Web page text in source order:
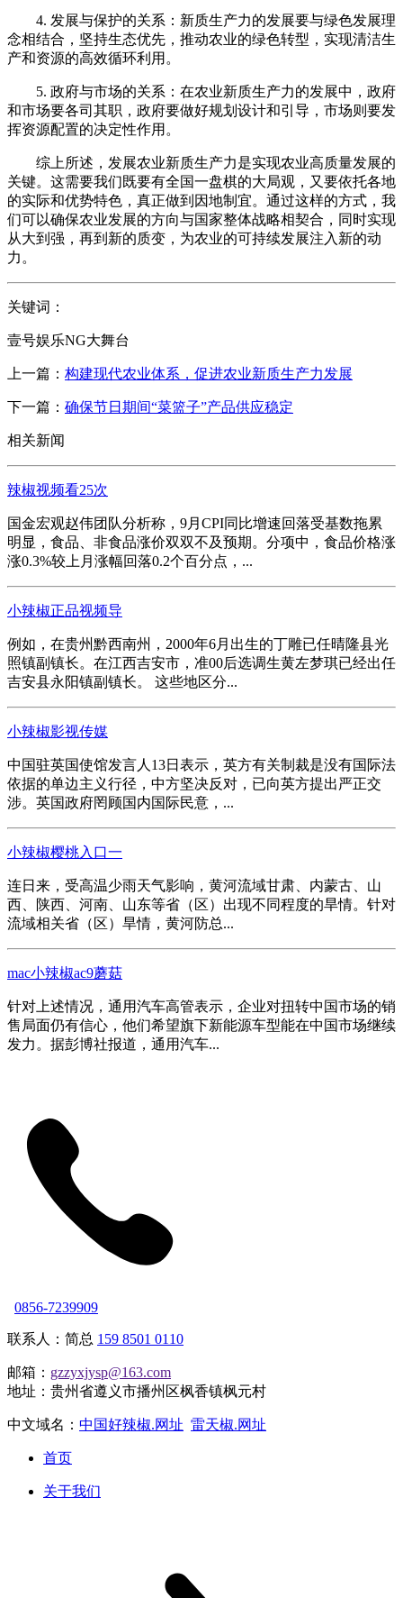
4. 发展与保护的关系：新质生产力的发展要与绿色发展理
念相结合，坚持生态优先，推动农业的绿色转型，实现清洁生
产和资源的高效循环利用。
5. 政府与市场的关系：在农业新质生产力的发展中，政府
和市场要各司其职，政府要做好规划设计和引导，市场则要发
挥资源配置的决定性作用。
综上所述，发展农业新质生产力是实现农业高质量发展的
关键。这需要我们既要有全国一盘棋的大局观，又要依托各地
的实际和优势特色，真正做到因地制宜。通过这样的方式，我
们可以确保农业发展的方向与国家整体战略相契合，同时实现
从大到强，再到新的质变，为农业的可持续发展注入新的动
力。
关键词：
壹号娱乐NG大舞台
上一篇： 构建现代农业体系，促进农业新质生产力发展
下一篇： 确保节日期间“菜篮子”产品供应稳定
相关新闻
辣椒视频看25次
国金宏观赵伟团队分析称，9月CPI同比增速回落受基数拖累
明显，食品、非食品涨价双双不及预期。分项中，食品价格涨
涨0.3%较上月涨幅回落0.2个百分点，...
小辣椒正品视频导
例如，在贵州黔西南州，2000年6月出生的丁雕已任晴隆县光
照镇副镇长。在江西吉安市，准00后选调生黄左梦琪已经出任
吉安县永阳镇副镇长。 这些地区分...
小辣椒影视传媒
中国驻英国使馆发言人13日表示，英方有关制裁是没有国际法
依据的单边主义行径，中方坚决反对，已向英方提出严正交
涉。英国政府罔顾国内国际民意，...
小辣椒樱桃入口一
连日来，受高温少雨天气影响，黄河流域甘肃、内蒙古、山
西、陕西、河南、山东等省（区）出现不同程度的旱情。针对
流域相关省（区）旱情，黄河防总...
mac小辣椒ac9蘑菇
针对上述情况，通用汽车高管表示，企业对扭转中国市场的销
售局面仍有信心，他们希望旗下新能源车型能在中国市场继续
发力。据彭博社报道，通用汽车...
0856-7239909
联系人：简总 159 8501 0110
邮箱： gzzyxjysp@163.com
地址：贵州省遵义市播州区枫香镇枫元村
中文域名： 中国好辣椒.网址 雷天椒.网址
首页
关于我们